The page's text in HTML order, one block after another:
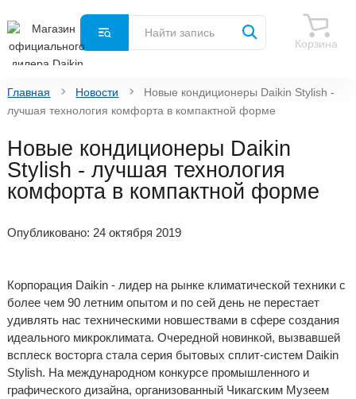
Корзина
Главная Новости
Новые кондиционеры Daikin Stylish -
лучшая технология комфорта в компактной форме
Новые кондиционеры Daikin
Stylish - лучшая технология
комфорта в компактной форме
Опубликовано: 24 октября 2019
Корпорация Daikin - лидер на рынке климатической техники с
более чем 90 летним опытом и по сей день не перестает
удивлять нас техническими новшествами в сфере создания
идеального микроклимата. Очередной новинкой, вызвавшей
всплеск восторга стала серия бытовых сплит-систем Daikin
Stylish. На международном конкурсе промышленного и
графического дизайна, организованный Чикагским Музеем